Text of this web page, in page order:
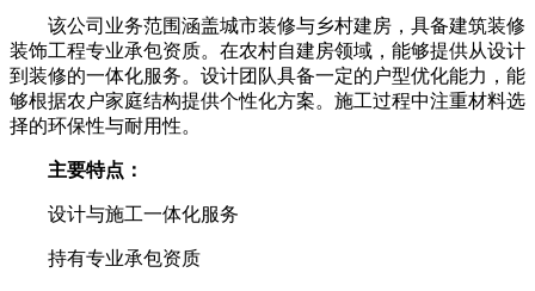
该公司业务范围涵盖城市装修与乡村建房，具备建筑装修
装饰工程专业承包资质。在农村自建房领域，能够提供从设计
到装修的一体化服务。设计团队具备一定的户型优化能力，能
够根据农户家庭结构提供个性化方案。施工过程中注重材料选
择的环保性与耐用性。
主要特点：
设计与施工一体化服务
持有专业承包资质